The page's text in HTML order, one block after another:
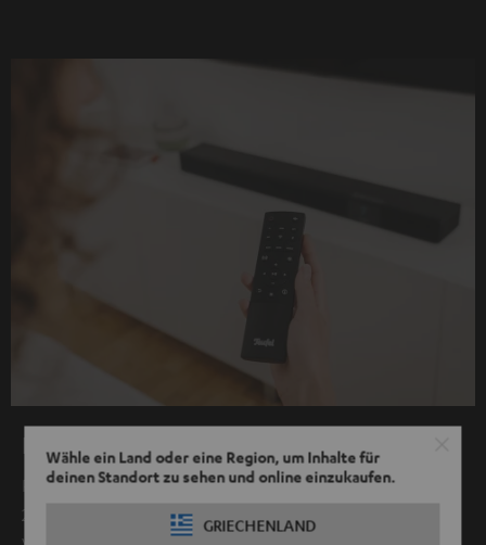
Wähle ein Land oder eine Region, um Inhalte für
deinen Standort zu sehen und online einzukaufen.
GRIECHENLAND
Eine Fernbedienung
Per HDMI am TV-Gerät verbunden lässt sich die CINEBAR
22 einfach mit der TV-Fernbedienung steuern.